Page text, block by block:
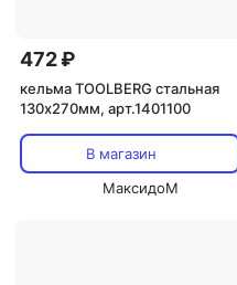
472 ₽
кельма TOOLBERG стальная
130х270мм, арт.1401100
В магазин
МаксидоМ